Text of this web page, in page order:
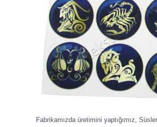
Fabrikamızda üretimini yaptığımız,